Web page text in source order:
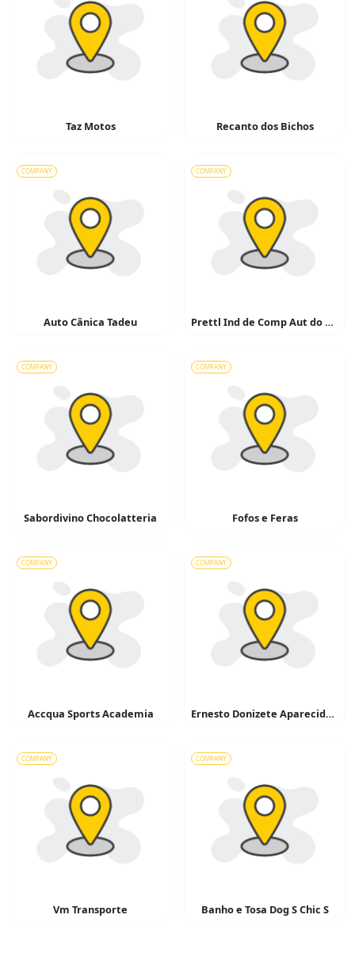
Taz Motos Recanto dos Bichos
COMPANY
Auto Cânica Tadeu
COMPANY
Prettl Ind de Comp Aut do Brasil
COMPANY
Sabordivino Chocolatteria
COMPANY
Fofos e Feras
COMPANY
Accqua Sports Academia
COMPANY
Ernesto Donizete Aparecido Simões – Serralheiro
COMPANY
Vm Transporte
COMPANY
Banho e Tosa Dog S Chic S